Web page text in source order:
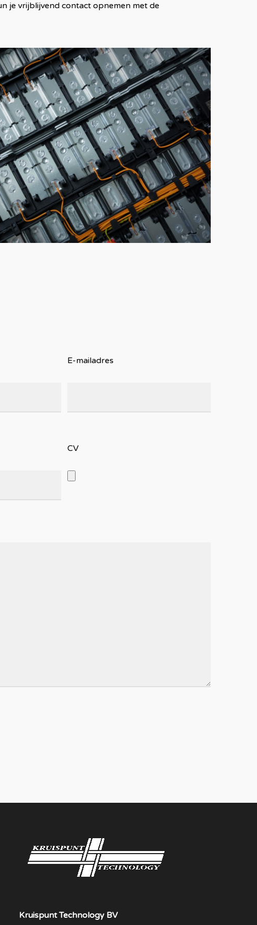
je vrijblijvend contact opnemen met de
E-mailadres
CV
Kruispunt Technology BV